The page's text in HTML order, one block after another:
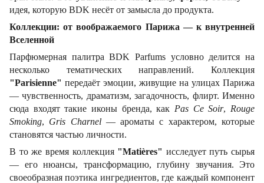
идея, которую BDK несёт от замысла до продукта.
Коллекции: от воображаемого Парижа — к внутренней
Вселенной
Парфюмерная палитра BDK Parfums условно делится на
несколько тематических направлений. Коллекция
"Parisienne" передаёт эмоции, живущие на улицах Парижа
— чувственность, драматизм, загадочность, флирт. Именно
сюда входят такие иконы бренда, как Pas Ce Soir, Rouge
Smoking, Gris Charnel— ароматы с характером, которые
становятся частью личности.
В то же время коллекция "Matières" исследует путь сырья
— его нюансы, трансформацию, глубину звучания. Это
своеобразная поэтика ингредиентов, где каждый компонент